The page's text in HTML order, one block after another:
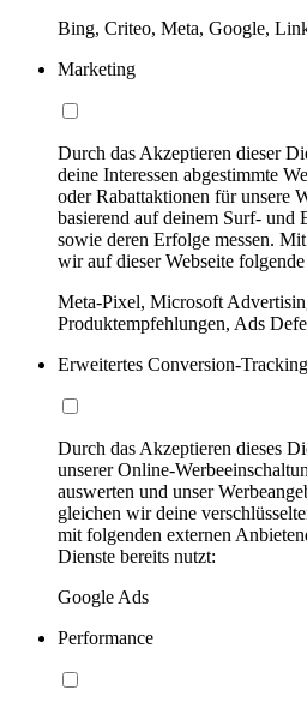
Bing, Criteo, Meta, Google,
Marketing
Durch das Akzeptieren dieser
deine Interessen abgestimmte
oder Rabattaktionen für unsere
basierend auf deinem Surf- und
sowie deren Erfolge messen.
wir auf dieser Webseite
Meta-Pixel, Microsoft
Produktempfehlungen, Ads
Erweitertes Conversion-Tracking
Durch das Akzeptieren dieses
unserer Online-
auswerten und unser
gleichen wir deine
mit folgenden externen
Dienste bereits nutzt:
Google Ads
Performance